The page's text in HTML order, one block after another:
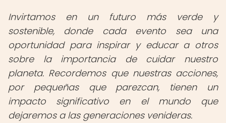
Invirtamos en un futuro más verde y
sostenible, donde cada evento sea una
oportunidad para inspirar y educar a otros
sobre la importancia de cuidar nuestro
planeta. Recordemos que nuestras acciones,
por pequeñas que parezcan, tienen un
impacto significativo en el mundo que
dejaremos a las generaciones venideras.